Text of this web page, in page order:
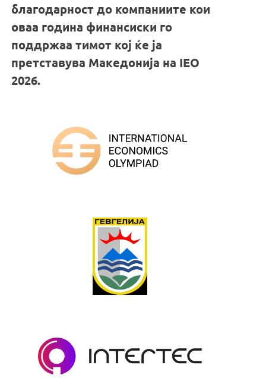
благодарност до компаниите кои
оваа година финансиски го
поддржаа тимот кој ќе ја
претставува Македонија на IEO
2026.